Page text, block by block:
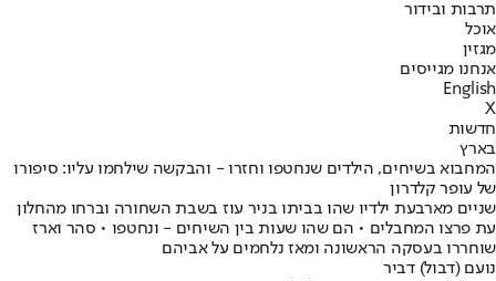
תרבות ובידור
אוכל
מגזין
אנחנו מגייסים
English
X
חדשות
בארץ
המחבוא בשיחים, הילדים שנחטפו וחזרו - והבקשה שילחמו עליו: סיפורו
של עופר קלדרון
שניים מארבעת ילדיו שהו בביתו בניר עוז בשבת השחורה וברחו מהחלון
עת פרצו המחבלים • הם שהו שעות בין השיחים - ונחטפו • סהר וארז
שוחררו בעסקה הראשונה ומאז נלחמים על אביהם
נועם (דבול) דביר